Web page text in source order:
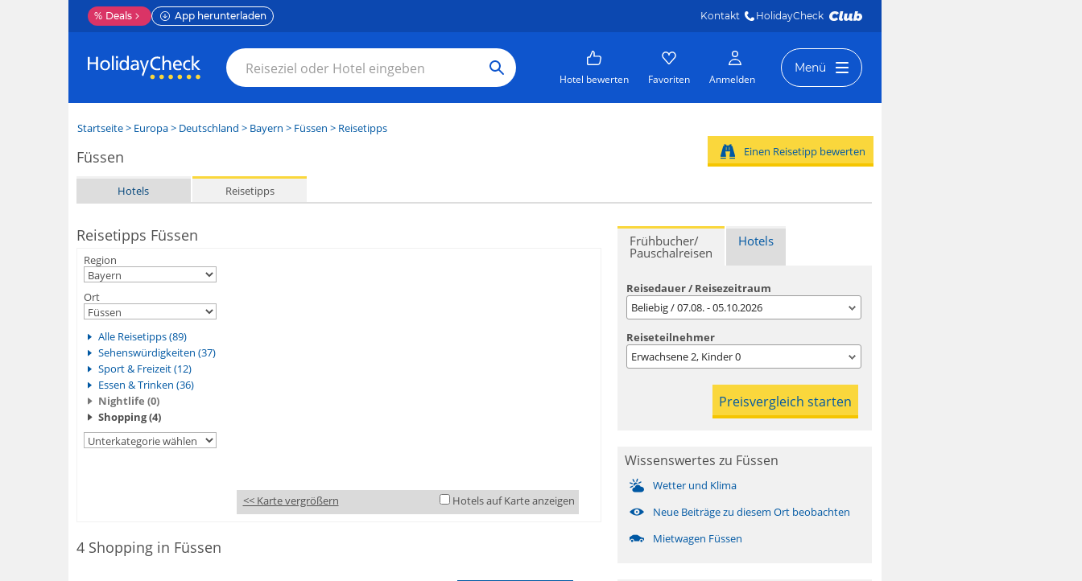
% Deals App herunterladen Kontakt HolidayCheck
Hotel bewerten Favoriten Anmelden
Menü
Startseite> Europa> Deutschland > Bayern > Füssen > Reisetipps
Füssen
Hotels Reisetipps
Einen Reisetipp bewerten
Reisetipps Füssen
Region
Ort
Alle Reisetipps (89)
Sehenswürdigkeiten (37)
Sport & Freizeit (12)
Essen & Trinken (36)
Nightlife (0)
Shopping (4)
<< Karte vergrößern Hotels auf Karte anzeigen
4 Shopping in Füssen
Frühbucher/
Pauschalreisen
Hotels
Reisedauer / Reisezeitraum
Beliebig / 07.08. - 05.10.2026
Reiseteilnehmer
Erwachsene2, Kinder0
Wissenswertes zu Füssen
Wetter und Klima
Neue Beiträge zu diesem Ort beobachten
Mietwagen Füssen